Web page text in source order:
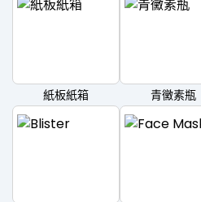
紙板紙箱 青黴素瓶